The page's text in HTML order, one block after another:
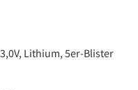
Lithium, 5er-Blister